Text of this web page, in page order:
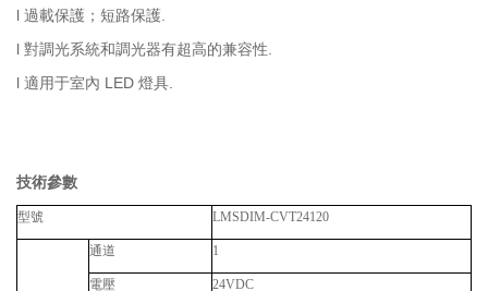
l 過載保護；短路保護.
l 對調光系統和調光器有超高的兼容性.
l 適用于室內 LED 燈具.
技術參數
型號 LMSDIM-CVT24120
通道 1
電壓 24VDC